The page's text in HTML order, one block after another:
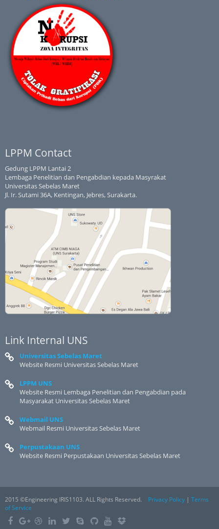
LPPM Contact
Gedung LPPM Lantai 2
Lembaga Penelitian dan Pengabdian kepada Masyrakat
Universitas Sebelas Maret
Jl. Ir. Sutami 36A, Kentingan, Jebres, Surakarta.
Link Internal UNS
Universitas Sebelas Maret
Website Resmi Universitas Sebelas Maret
LPPM UNS
Website Resmi Lembaga Penelitian dan Pengabdian pada
Masyarakat Universitas Sebelas Maret
Webmail UNS
Webmail Resmi Universitas Sebelas Maret
Perpustakaan UNS
Website Resmi Perpustakaan Universitas Sebelas Maret
2015 ©Engineering IRIS1103. ALL Rights Reserved. Privacy Policy | Terms
of Service